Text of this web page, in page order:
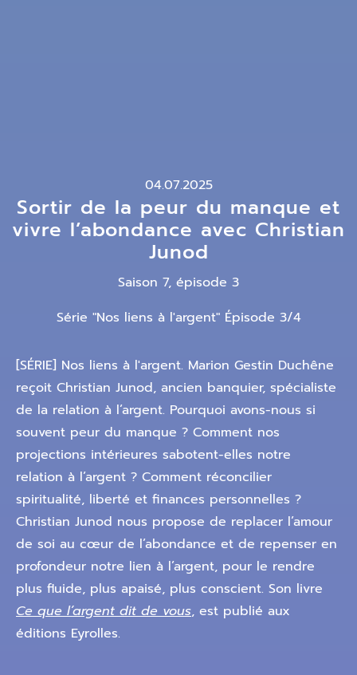
04.07.2025
Sortir de la peur du manque et
vivre l’abondance avec Christian
Junod
Saison 7, épisode 3
Série "Nos liens à l'argent" Épisode 3/4
[SÉRIE] Nos liens à l'argent. Marion Gestin Duchêne
reçoit Christian Junod, ancien banquier, spécialiste
de la relation à l’argent. Pourquoi avons-nous si
souvent peur du manque ? Comment nos
projections intérieures sabotent-elles notre
relation à l’argent ? Comment réconcilier
spiritualité, liberté et finances personnelles ?
Christian Junod nous propose de replacer l’amour
de soi au cœur de l’abondance et de repenser en
profondeur notre lien à l’argent, pour le rendre
plus fluide, plus apaisé, plus conscient. Son livre
Ce que l’argent dit de vous, est publié aux
éditions Eyrolles.